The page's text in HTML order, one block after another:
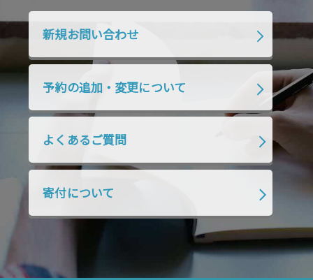
2019年10月 2019年9月
2019年4月
2018年7月 2018年6月
2018年4月 2018年3月 2018年2月
2018年1月 2017年12月
2017年10月 2017年9月 2017年8月
2017年5月
2017年4月
新規お問い合わせ
予約の追加・変更について
よくあるご質問
寄付について